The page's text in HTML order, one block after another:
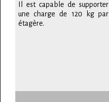
Il est capable de supporter
une charge de 120 kg par
étagère.